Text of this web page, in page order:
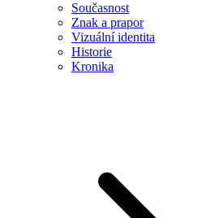
Současnost
Znak a prapor
Vizuální identita
Historie
Kronika